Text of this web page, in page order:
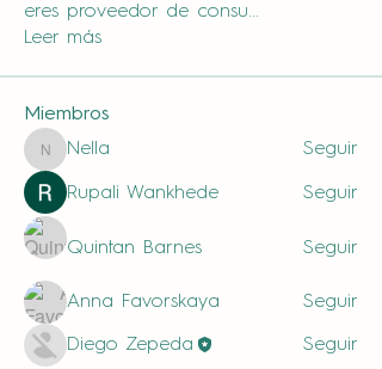
eres proveedor de consu...
Leer más
Miembros
Nella
Nella Seguir
Rupali Wankhede Seguir
Quintan Barnes Seguir
Anna Favorskaya Seguir
Diego Zepeda
Seguir